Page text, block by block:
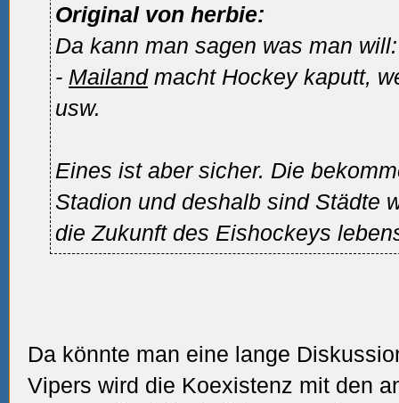
Original von herbie:
Da kann man sagen was man will:
- Mailandmacht Hockey kaputt,
usw.
Eines ist aber sicher. Die
Stadion und deshalb sind Städte
die Zukunft des Eishockeys
Da könnte man eine lange
Vipers wird die Koexistenz mit den